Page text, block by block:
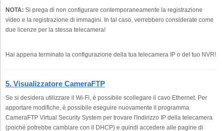
NOTA: Si prega di non configurare contemporaneamente la registrazione
video e la registrazione di immagini. In tal caso, verrebbero considerate come
due licenze per la stessa telecamera!
Hai appena terminato la configurazione della tua telecamera IP o del tuo NVR!
5. Visualizzatore CameraFTP
Se si desidera utilizzare il Wi-Fi, è possibile scollegare il cavo Ethernet. Per
apportare modifiche, è possibile eseguire nuovamente il programma
CameraFTP Virtual Security System per trovare l'indirizzo IP della telecamera
(poiché potrebbe cambiare con il DHCP) e quindi accedere alle pagine di